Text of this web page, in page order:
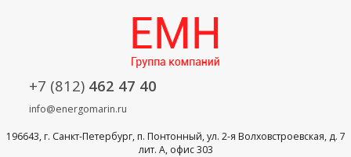
+7 (812) 462 47 40
info@energomarin.ru
196643, г. Санкт-Петербург, п. Понтонный, ул. 2-я Волховстроевская, д. 7
лит. А, офис 303